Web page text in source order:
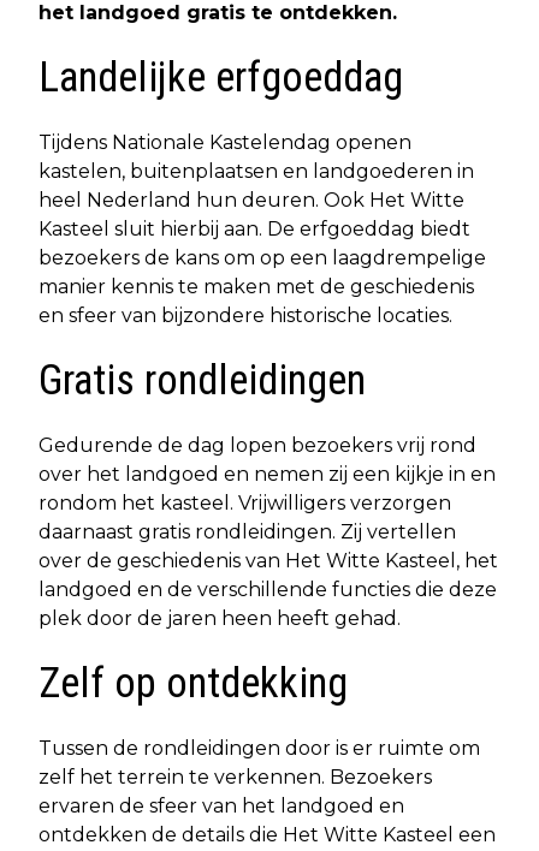
het landgoed gratis te ontdekken.
Landelijke erfgoeddag
Tijdens Nationale Kastelendag openen
kastelen, buitenplaatsen en landgoederen in
heel Nederland hun deuren. Ook Het Witte
Kasteel sluit hierbij aan. De erfgoeddag biedt
bezoekers de kans om op een laagdrempelige
manier kennis te maken met de geschiedenis
en sfeer van bijzondere historische locaties.
Gratis rondleidingen
Gedurende de dag lopen bezoekers vrij rond
over het landgoed en nemen zij een kijkje in en
rondom het kasteel. Vrijwilligers verzorgen
daarnaast gratis rondleidingen. Zij vertellen
over de geschiedenis van Het Witte Kasteel, het
landgoed en de verschillende functies die deze
plek door de jaren heen heeft gehad.
Zelf op ontdekking
Tussen de rondleidingen door is er ruimte om
zelf het terrein te verkennen. Bezoekers
ervaren de sfeer van het landgoed en
ontdekken de details die Het Witte Kasteel een